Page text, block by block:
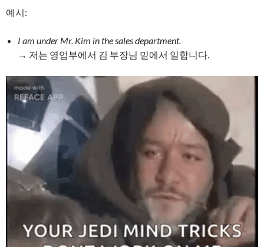
예시:
I am under Mr. Kim in the sales department.
→ 저는 영업부에서 김 부장님 밑에서 일합니다.